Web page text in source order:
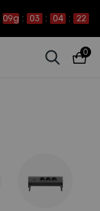
09g : 03 : 04 : 22
0